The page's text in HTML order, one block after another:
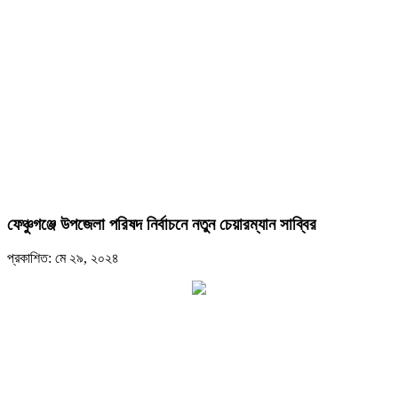
ফেঞ্চুগঞ্জে উপজেলা পরিষদ নির্বাচনে নতুন চেয়ারম্যান সাব্বির
প্রকাশিত: মে ২৯, ২০২৪